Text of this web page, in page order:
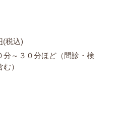
(税込)
～３０分ほど（問診・検
）